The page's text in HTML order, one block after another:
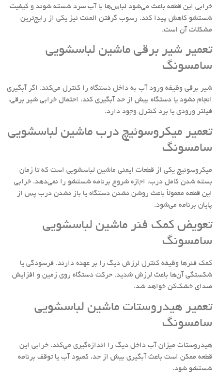
خرابی این قطعه باعث می‌شود لباس‌ها با آب سرد شسته شوند و کیفیت
شستشو کاهش پیدا کند. رسوب گرفتن المنت نیز یکی از رایج‌ترین
مشکلات آن است.
تعمیر شیر برقی ماشین لباسشویی
سامسونگ
شیر برقی وظیفه ورود آب به داخل دستگاه را کنترل می‌کند. اگر آبگیری
انجام نشود یا دستگاه بیش از حد آبگیری کند، احتمال خرابی شیر برقی،
فیلتر ورودی یا برد کنترل وجود دارد.
تعمیر میکروسوئیچ درب ماشین لباسشویی
سامسونگ
میکروسوئیچ یکی از قطعات ایمنی ماشین لباسشویی است که تا زمان
بسته شدن کامل درب، اجازه شروع برنامه شستشو را نمی‌دهد. خرابی
این قطعه معمولاً باعث روشن نشدن دستگاه یا باز نشدن درب پس از
پایان برنامه می‌شود.
تعویض کمک فنر ماشین لباسشویی
سامسونگ
کمک فنرها وظیفه کنترل لرزش دیگ را بر عهده دارند. فرسودگی یا
شکستگی آن‌ها باعث لرزش شدید، حرکت دستگاه روی زمین و افزایش
صدای خشک‌کن خواهد شد.
تعمیر هیدروستات ماشین لباسشویی
سامسونگ
هیدروستات میزان آب داخل دیگ را اندازه‌گیری می‌کند. خرابی این
قطعه ممکن است باعث آبگیری بیش از حد، کمبود آب یا توقف برنامه
شستشو شود.